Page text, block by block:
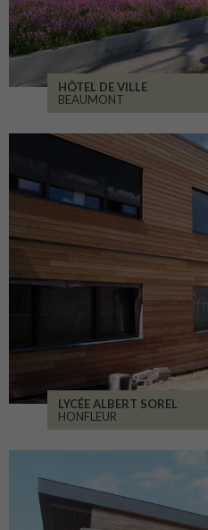
HÔTEL DE VILLE
BEAUMONT
LYCÉE ALBERT SOREL
HONFLEUR